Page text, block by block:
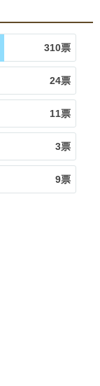
310票
24票
11票
3票
9票